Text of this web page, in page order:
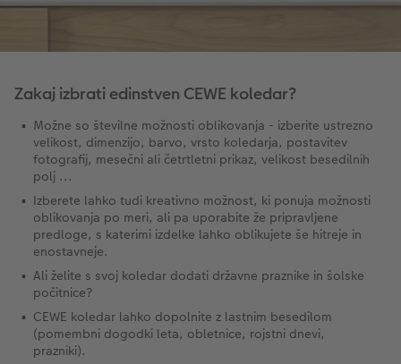
Zakaj izbrati edinstven CEWE koledar?
Možne so številne možnosti oblikovanja - izberite ustrezno
velikost, dimenzijo, barvo, vrsto koledarja, postavitev
fotografij, mesečni ali četrtletni prikaz, velikost besedilnih
polj ...
Izberete lahko tudi kreativno možnost, ki ponuja možnosti
oblikovanja po meri, ali pa uporabite že pripravljene
predloge, s katerimi izdelke lahko oblikujete še hitreje in
enostavneje.
Ali želite s svoj koledar dodati državne praznike in šolske
počitnice?
CEWE koledar lahko dopolnite z lastnim besedilom
(pomembni dogodki leta, obletnice, rojstni dnevi,
prazniki).